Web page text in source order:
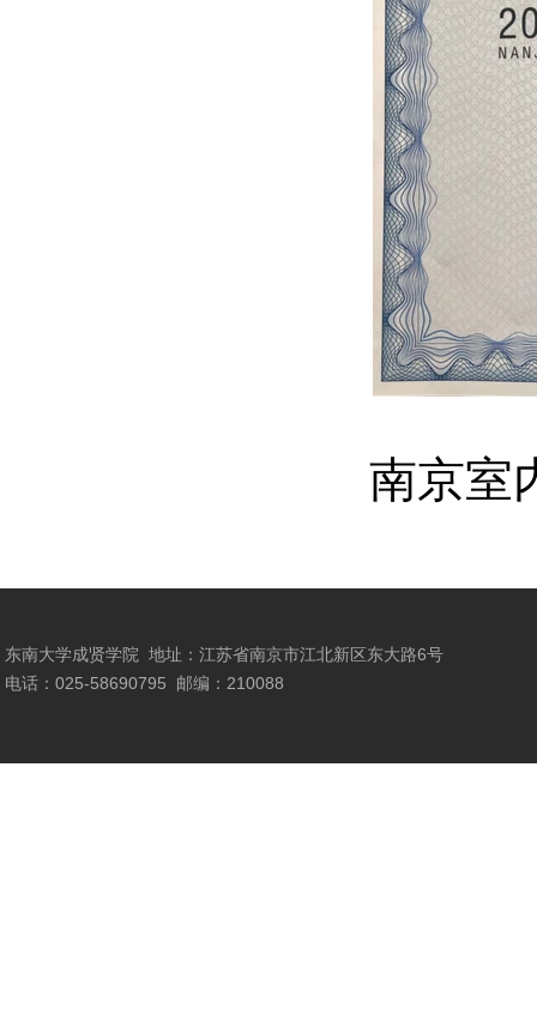
南京室
东南大学成贤学院 地址：江苏省南京市江北新区东大路6号
电话：025-58690795
邮编：210088